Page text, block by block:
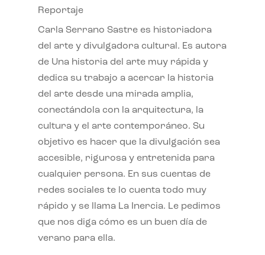
Reportaje
Carla Serrano Sastre es historiadora
del arte y divulgadora cultural. Es autora
de Una historia del arte muy rápida y
dedica su trabajo a acercar la historia
del arte desde una mirada amplia,
conectándola con la arquitectura, la
cultura y el arte contemporáneo. Su
objetivo es hacer que la divulgación sea
accesible, rigurosa y entretenida para
cualquier persona. En sus cuentas de
redes sociales te lo cuenta todo muy
rápido y se llama La Inercia. Le pedimos
que nos diga cómo es un buen día de
verano para ella.